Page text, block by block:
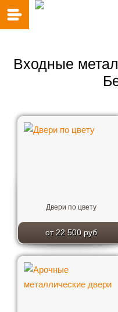
Входные
Двери по цвету
от 22 500 руб